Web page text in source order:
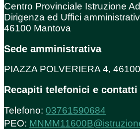
Centro Provinciale Istruzione
Dirigenza ed Uffici
46100 Mantova
Sede amministrativa
PIAZZA POLVERIERA 4,
Recapiti telefonici e contatti
Telefono: 03761590684
PEO: